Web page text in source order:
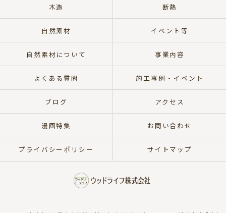
木造 断熱
自然素材 イベント等
自然素材について 事業内容
よくある質問 施工事例・イベント
ブログ アクセス
漫画特集 お問い合わせ
プライバシーポリシー サイトマップ